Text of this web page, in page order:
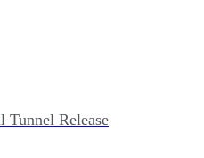
Tunnel Release